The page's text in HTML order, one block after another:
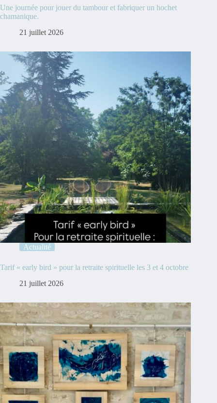
Une journée pour jouer du tambour et fabriquer un hochet
chamanique.
21 juillet 2026
Actualité
Tarif « early bird » pour la retraite spirituelle les 3 et 4 octobre
21 juillet 2026